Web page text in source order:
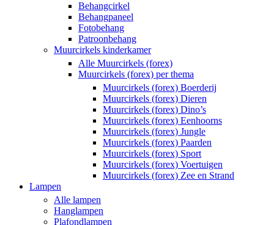
Behangcirkel
Behangpaneel
Fotobehang
Patroonbehang
Muurcirkels kinderkamer
Alle Muurcirkels (forex)
Muurcirkels (forex) per thema
Muurcirkels (forex) Boerderij
Muurcirkels (forex) Dieren
Muurcirkels (forex) Dino’s
Muurcirkels (forex) Eenhoorns
Muurcirkels (forex) Jungle
Muurcirkels (forex) Paarden
Muurcirkels (forex) Sport
Muurcirkels (forex) Voertuigen
Muurcirkels (forex) Zee en Strand
Lampen
Alle lampen
Hanglampen
Plafondlampen